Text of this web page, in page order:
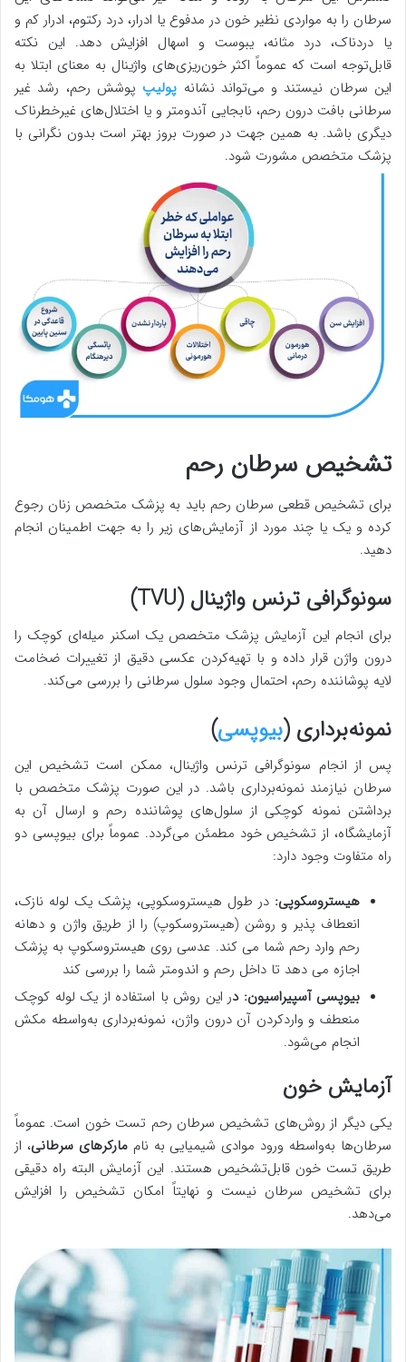
سرطان را به مواردی نظیر خون در مدفوع یا ادرار، درد رکتوم، ادرار کم و
یا دردناک، درد مثانه، یبوست و اسهال افزایش دهد. این نکته
قابل‌توجه است که عموماً اکثر خون‌ریزی‌های واژینال به معنای ابتلا به
این سرطان نیستند و می‌تواند نشانه پولیپ پوشش رحم، رشد غیر
سرطانی بافت درون رحم، نابجایی آندومتر و یا اختلال‌های غیرخطرناک
دیگری باشد. به همین جهت در صورت بروز بهتر است بدون نگرانی با
پزشک متخصص مشورت شود.
تشخیص سرطان رحم
برای تشخیص قطعی سرطان رحم باید به پزشک متخصص زنان رجوع
کرده و یک یا چند مورد از آزمایش‌های زیر را به جهت اطمینان انجام
دهید.
سونوگرافی ترنس واژینال (TVU)
برای انجام این آزمایش پزشک متخصص یک اسکنر میله‌ای کوچک را
درون واژن قرار داده و با تهیه‌کردن عکسی دقیق از تغییرات ضخامت
لایه پوشاننده رحم، احتمال وجود سلول سرطانی را بررسی می‌کند.
نمونه‌برداری (بیوپسی)
پس از انجام سونوگرافی ترنس واژینال، ممکن است تشخیص این
سرطان نیازمند نمونه‌برداری باشد. در این صورت پزشک متخصص با
برداشتن نمونه کوچکی از سلول‌های پوشاننده رحم و ارسال آن به
آزمایشگاه، از تشخیص خود مطمئن می‌گردد. عموماً برای بیوپسی دو
راه متفاوت وجود دارد:
هیستروسکوپی: در طول هیستروسکوپی، پزشک یک لوله نازک،
انعطاف پذیر و روشن (هیستروسکوپ) را از طریق واژن و دهانه
رحم وارد رحم شما می کند. عدسی روی هیستروسکوپ به پزشک
اجازه می دهد تا داخل رحم و اندومتر شما را بررسی کند
بیوپسی آسپیراسیون: در این روش با استفاده از یک لوله کوچک
منعطف و واردکردن آن درون واژن، نمونه‌برداری به‌واسطه مکش
انجام می‌شود.
آزمایش خون
یکی دیگر از روش‌های تشخیص سرطان رحم تست خون است. عموماً
سرطان‌ها به‌واسطه ورود موادی شیمیایی به ناممارکرهای سرطانی، از
طریق تست خون قابل‌تشخیص هستند. این آزمایش البته راه دقیقی
برای تشخیص سرطان نیست و نهایتاً امکان تشخیص را افزایش
می‌دهد.